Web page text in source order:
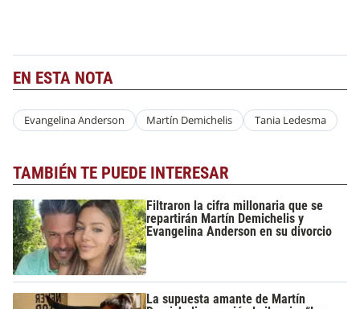
EN ESTA NOTA
Evangelina Anderson Martín Demichelis Tania Ledesma
TAMBIÉN TE PUEDE INTERESAR
Filtraron la cifra millonaria que se
repartirán Martín Demichelis y
Evangelina Anderson en su divorcio
La supuesta amante de Martín